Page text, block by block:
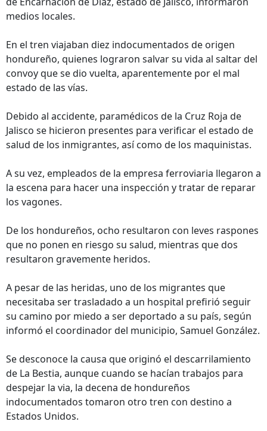
medios locales.
En el tren viajaban diez indocumentados de origen
hondureño, quienes lograron salvar su vida al saltar del
convoy que se dio vuelta, aparentemente por el mal
estado de las vías.
Debido al accidente, paramédicos de la Cruz Roja de
Jalisco se hicieron presentes para verificar el estado de
salud de los inmigrantes, así como de los maquinistas.
A su vez, empleados de la empresa ferroviaria llegaron a
la escena para hacer una inspección y tratar de reparar
los vagones.
De los hondureños, ocho resultaron con leves raspones
que no ponen en riesgo su salud, mientras que dos
resultaron gravemente heridos.
A pesar de las heridas, uno de los migrantes que
necesitaba ser trasladado a un hospital prefirió seguir
su camino por miedo a ser deportado a su país, según
informó el coordinador del municipio, Samuel González.
Se desconoce la causa que originó el descarrilamiento
de La Bestia, aunque cuando se hacían trabajos para
despejar la via, la decena de hondureños
indocumentados tomaron otro tren con destino a
Estados Unidos.